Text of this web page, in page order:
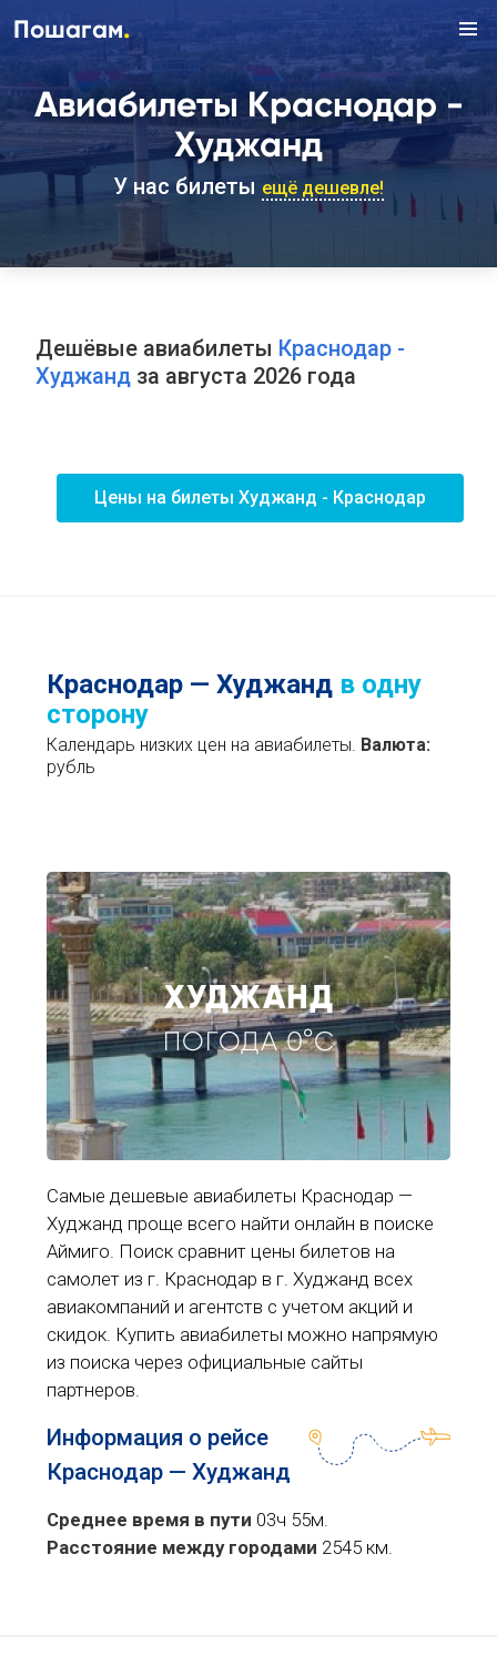
Пошагам.
Авиабилеты Краснодар -
Худжанд
У нас билеты ещё дешевле!
Дешёвые авиабилеты Краснодар -
Худжанд за августа 2026 года
Цены на билеты Худжанд - Краснодар
Краснодар — Худжанд в одну
сторону
Календарь низких цен на авиабилеты. Валюта:
рубль
ХУДЖАНД
ПОГОДА 0°C
Самые дешевые авиабилеты Краснодар —
Худжанд проще всего найти онлайн в поиске
Аймиго. Поиск сравнит цены билетов на
самолет из г. Краснодар в г. Худжанд всех
авиакомпаний и агентств с учетом акций и
скидок. Купить авиабилеты можно напрямую
из поиска через официальные сайты
партнеров.
Информация о рейсе
Краснодар — Худжанд
Среднее время в пути 03ч 55м.
Расстояние между городами 2545 км.